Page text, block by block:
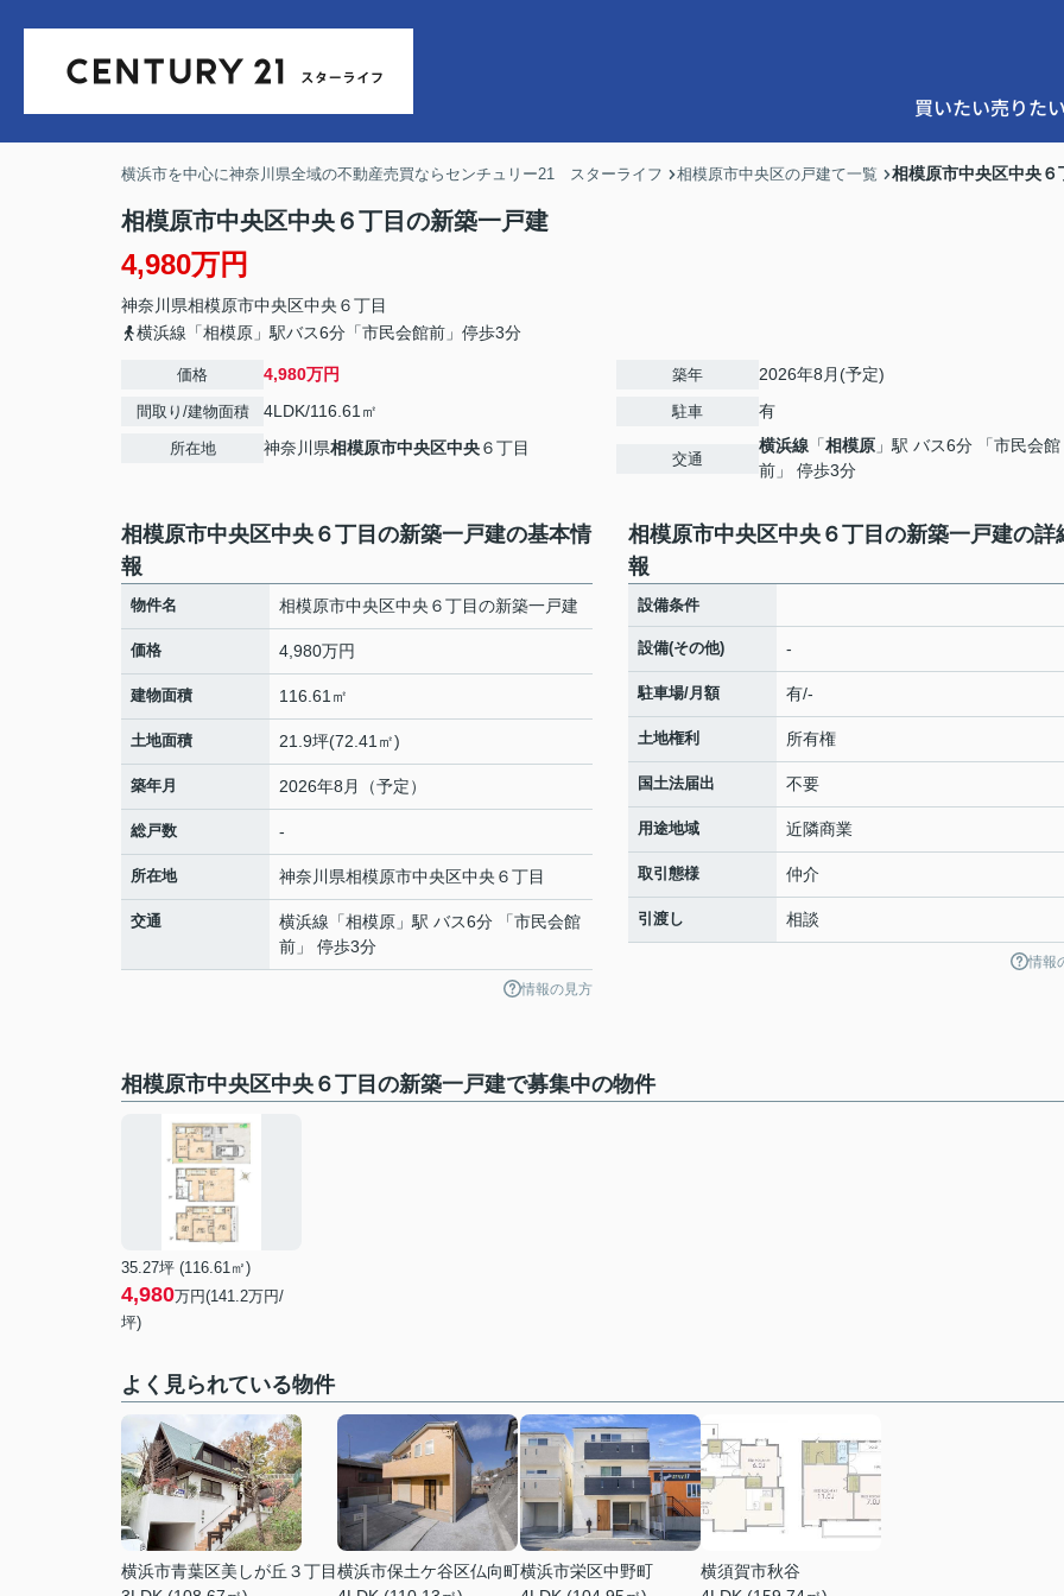
買いたい売りたい
横浜市を中心に神奈川県全域の不動産売買ならセンチュリー21 スターライフ 相模原市中央区の戸建て一覧 相模原市中央区中央６
相模原市中央区中央６丁目の新築一戸建
4,980万円
神奈川県相模原市中央区中央 ６丁目
横浜線「相模原」駅バス6分「市民会館前」停歩3分
価格 4,980万円
間取り/建物面積 4LDK/116.61㎡
所在地 神奈川県相模原市中央区中央６丁目
築年 2026年8月(予定)
駐車 有
交通
横浜線 「相模原 」駅 バス6分 「市民会館
前」 停歩3分
相模原市中央区中央６丁目の新築一戸建の基本情
報
物件名 相模原市中央区中央６丁目の新築一戸建
価格 4,980万円
建物面積 116.61㎡
土地面積 21.9坪(72.41㎡)
築年月 2026年8月（予定）
総戸数 -
所在地 神奈川県相模原市中央区中央 ６丁目
交通 横浜線 「相模原 」駅 バス6分 「市民会館
前」 停歩3分
情報の見方
相模原市中央区中央６丁目の新築一戸建の詳
報
設備条件
設備(その他) -
駐車場/月額 有/-
土地権利 所有権
国土法届出 不要
用途地域 近隣商業
取引態様 仲介
引渡し 相談
情報
相模原市中央区中央６丁目の新築一戸建で募集中の物件
35.27坪 (116.61㎡)
4,980万円(141.2万円/
坪)
よく見られている物件
横浜市青葉区美しが丘３丁目横浜市保土ケ谷区仏向町横浜市栄区中野町
横須賀市秋谷